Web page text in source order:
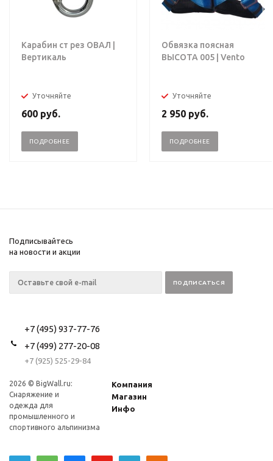
Карабин ст рез ОВАЛ |
Вертикаль
Уточняйте
600 руб.
ПОДРОБНЕЕ
Обвязка поясная
ВЫСОТА 005 | Vento
Уточняйте
2 950 руб.
ПОДРОБНЕЕ
Подписывайтесь
на новости и акции
+7 (495) 937-77-76
+7 (499) 277-20-08
+7 (925) 525-29-84
2026 © BigWall.ru:
Снаряжение и
одежда для
промышленного и
спортивного альпинизма
Компания
Магазин
Инфо